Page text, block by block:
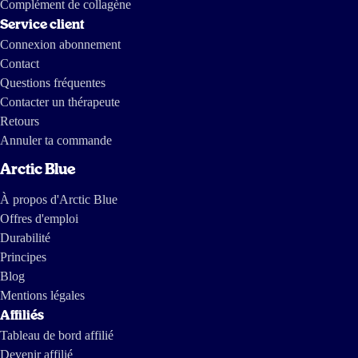
Complément de collagène
Service client
Connexion abonnement
Contact
Questions fréquentes
Contacter un thérapeute
Retours
Annuler ta commande
Arctic Blue
À propos d'Arctic Blue
Offres d'emploi
Durabilité
Principes
Blog
Mentions légales
Affiliés
Tableau de bord affilié
Devenir affilié